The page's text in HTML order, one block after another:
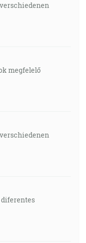
megfelelő
diferentes